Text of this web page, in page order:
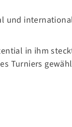
und
in ihm
Turniers